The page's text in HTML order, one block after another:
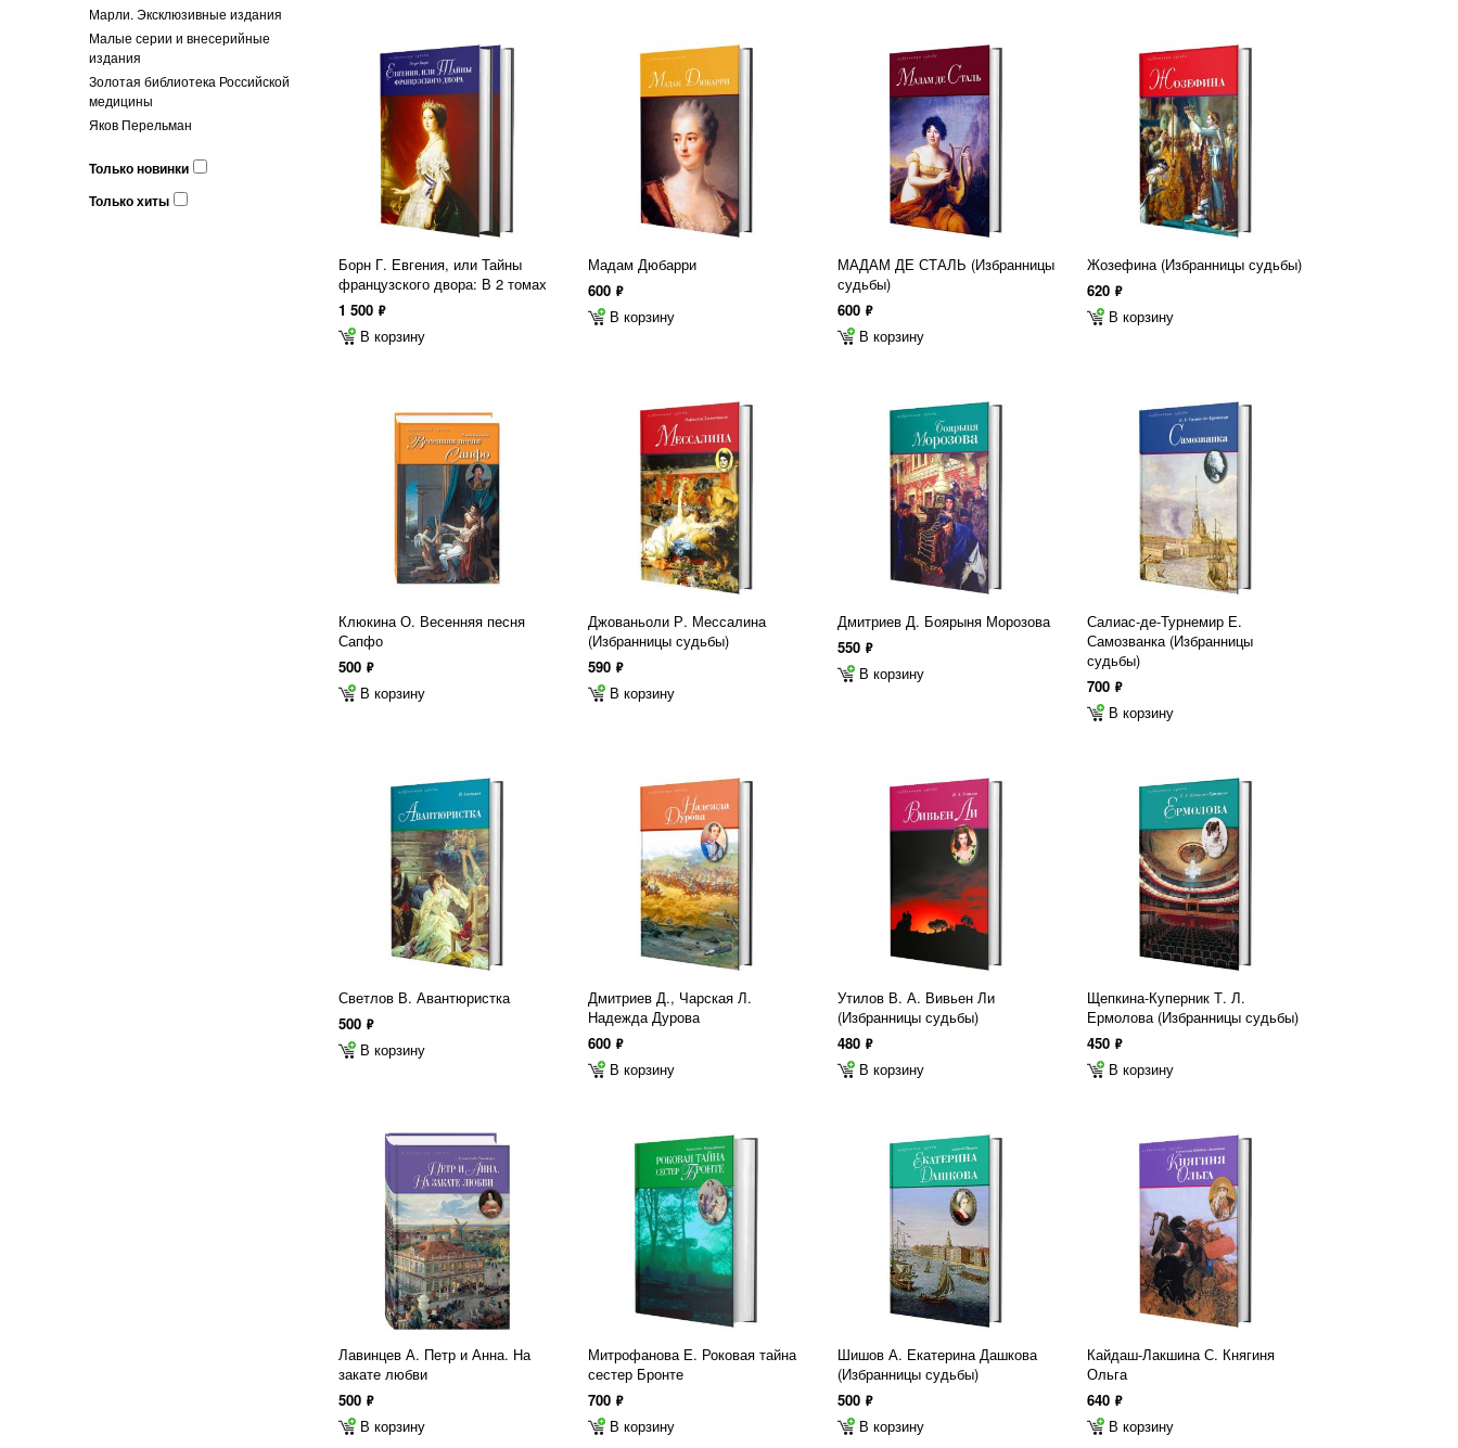
Марли. Эксклюзивные издания
Малые серии и внесерийные
издания
Золотая библиотека Российской
медицины
Яков Перельман
Только новинки
Только хиты
Борн Г. Евгения, или Тайны
французского двора: В 2 томах
1 500 ф
В корзину
Мадам Дюбарри
600 ф
В корзину
МАДАМ ДЕ СТАЛЬ (Избранницы
судьбы)
600 ф
В корзину
Жозефина (Избранницы судьбы)
620 ф
В корзину
Клюкина О. Весенняя песня
Сапфо
500 ф
В корзину
Джованьоли Р. Мессалина
(Избранницы судьбы)
590 ф
В корзину
Дмитриев Д. Боярыня Морозова
550 ф
В корзину
Салиас-де-Турнемир Е.
Самозванка (Избранницы
судьбы)
700 ф
В корзину
Светлов В. Авантюристка
500 ф
В корзину
Дмитриев Д., Чарская Л.
Надежда Дурова
600 ф
В корзину
Утилов В. А. Вивьен Ли
(Избранницы судьбы)
480 ф
В корзину
Щепкина-Куперник Т. Л.
Ермолова (Избранницы судьбы)
450 ф
В корзину
Лавинцев А. Петр и Анна. На
закате любви
500 ф
В корзину
Митрофанова Е. Роковая тайна
сестер Бронте
700 ф
В корзину
Шишов А. Екатерина Дашкова
(Избранницы судьбы)
500 ф
В корзину
Кайдаш-Лакшина С. Княгиня
Ольга
640 ф
В корзину